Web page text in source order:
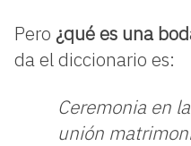
Pero ¿qué es una
da el diccionario es:
Ceremonia en
unión